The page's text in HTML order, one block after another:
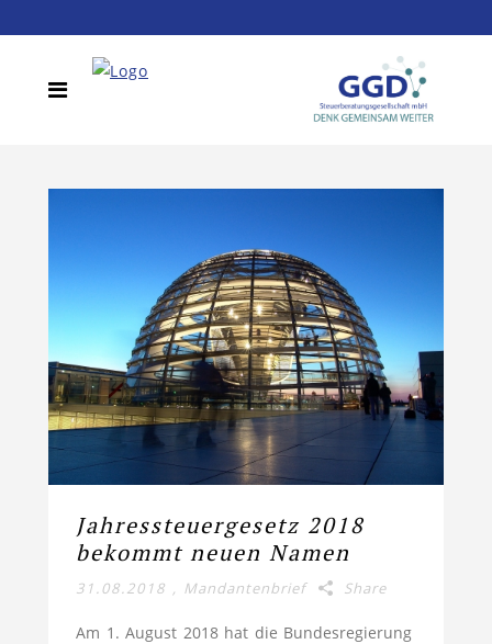
Jahressteuergesetz 2018
bekommt neuen Namen
31.08.2018 , Mandantenbrief Share
Am 1. August 2018 hat die Bundesregierung